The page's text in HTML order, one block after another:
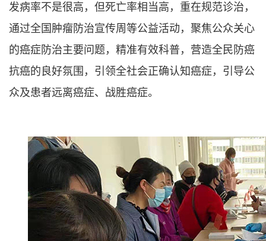
发病率不是很高，但死亡率相当高，重在规范诊治，
通过全国肿瘤防治宣传周等公益活动，聚焦公众关心
的癌症防治主要问题，精准有效科普，营造全民防癌
抗癌的良好氛围，引领全社会正确认知癌症，引导公
众及患者远离癌症、战胜癌症。